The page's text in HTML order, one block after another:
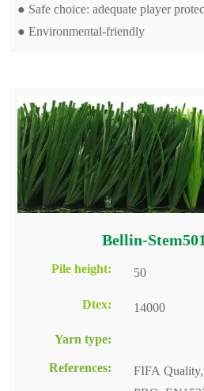
● Safe choice: adequate player
● Environmental-friendly
Bellin-
Pile height: 50
Dtex: 14000
Yarn type:
References:
FIFA